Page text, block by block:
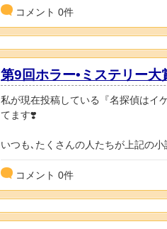
コメント 0件
第9回ホラー•ミステリー大
私が現在投稿している『名探偵はイ
てます❣️
いつも､たくさんの人たちが上記の小
コメント 0件